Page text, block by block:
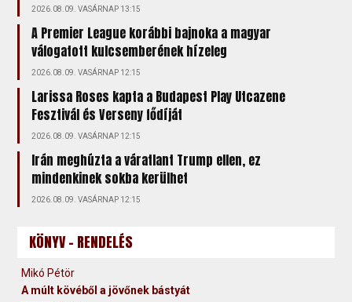
2026.08.09. VASÁRNAP 13:15
A Premier League korábbi bajnoka a magyar
válogatott kulcsemberének hízeleg
2026.08.09. VASÁRNAP 12:15
Larissa Roses kapta a Budapest Play Utcazene
Fesztivál és Verseny fődíját
2026.08.09. VASÁRNAP 12:15
Irán meghúzta a váratlant Trump ellen, ez
mindenkinek sokba kerülhet
2026.08.09. VASÁRNAP 12:15
KÖNYV - RENDELÉS
Mikó Pétör
A múlt kövéből a jövőnek bástyát